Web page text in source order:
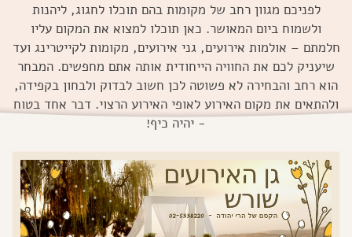
לפניכם מגוון רחב של מקומות בהם תוכלו לחגוג, ליהנות
ולשמוח ביום המאושר. כאן תוכלו למצוא את המקום עליו
חלמתם – אולמות אירועים, גני אירועים, מקומות לקייטרינג ועד
שיעניק לכם את החוויה הייחודית אותה אתם מחפשים. המבחר
הוא רחב והבחירה לא פשוטה לכן חשוב לבדוק ולבחון בקפידה,
ולהתאים את מקום האירוע לאופי האירוע הרצוי. דבר אחד בטוח
- יהיה כיף!